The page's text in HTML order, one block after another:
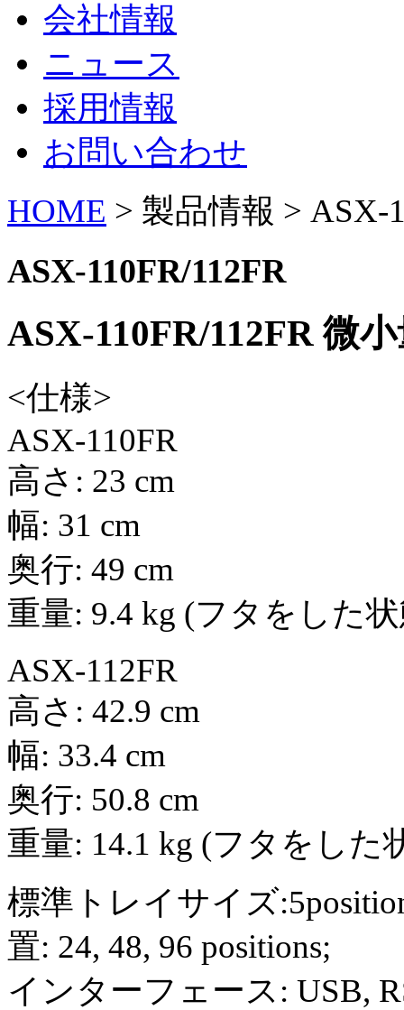
会社情報
ニュース
採用情報
お問い合わせ
HOME > 製品情報 > ASX-
ASX-110FR/112FR
ASX-110FR/112FR 微
<仕様>
ASX-110FR
高さ: 23 cm
幅: 31 cm
奥行: 49 cm
重量: 9.4 kg (フタをした
ASX-112FR
高さ: 42.9 cm
幅: 33.4 cm
奥行: 50.8 cm
重量: 14.1 kg (フタをした
標準トレイサイズ
置: 24, 48, 96 positions;
インターフェース: USB,